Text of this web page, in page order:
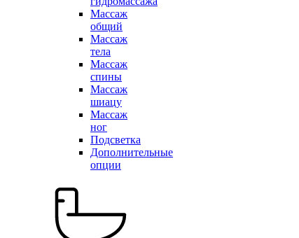
Массаж
общий
Массаж
тела
Массаж
спины
Массаж
шиацу
Массаж
ног
Подсветка
Дополнительные
опции